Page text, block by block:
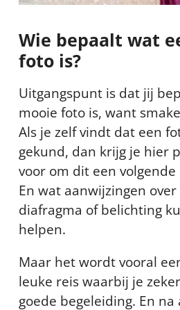
Wie bepaalt wat
foto is?
Uitgangspunt is dat jij
mooie foto is, want
Als je zelf vindt dat een
gekund, dan krijg je hier
voor om dit een
En wat aanwijzingen
diafragma of belichting
helpen.
Maar het wordt vooral
leuke reis waarbij je
goede begeleiding. En